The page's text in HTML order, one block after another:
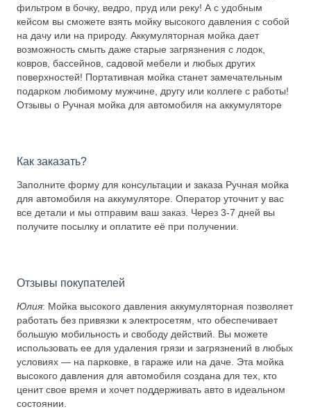
фильтром в бочку, ведро, пруд или реку! А с удобным
кейсом вы сможете взять мойку высокого давления с собой
на дачу или на природу. Аккумуляторная мойка дает
возможность смыть даже старые загрязнения с лодок,
ковров, бассейнов, садовой мебели и любых других
поверхностей! Портативная мойка станет замечательным
подарком любимому мужчине, другу или коллеге с работы!
Отзывы о Ручная мойка для автомобиля на аккумуляторе
Как заказать?
Заполните форму для консультации и заказа Ручная мойка
для автомобиля на аккумуляторе. Оператор уточнит у вас
все детали и мы отправим ваш заказ. Через 3-7 дней вы
получите посылку и оплатите её при получении.
Отзывы покупателей
Юлия: Мойка высокого давления аккумуляторная позволяет
работать без привязки к электросетям, что обеспечивает
большую мобильность и свободу действий. Вы можете
использовать ее для удаления грязи и загрязнений в любых
условиях — на парковке, в гараже или на даче. Эта мойка
высокого давления для автомобиля создана для тех, кто
ценит свое время и хочет поддерживать авто в идеальном
состоянии.